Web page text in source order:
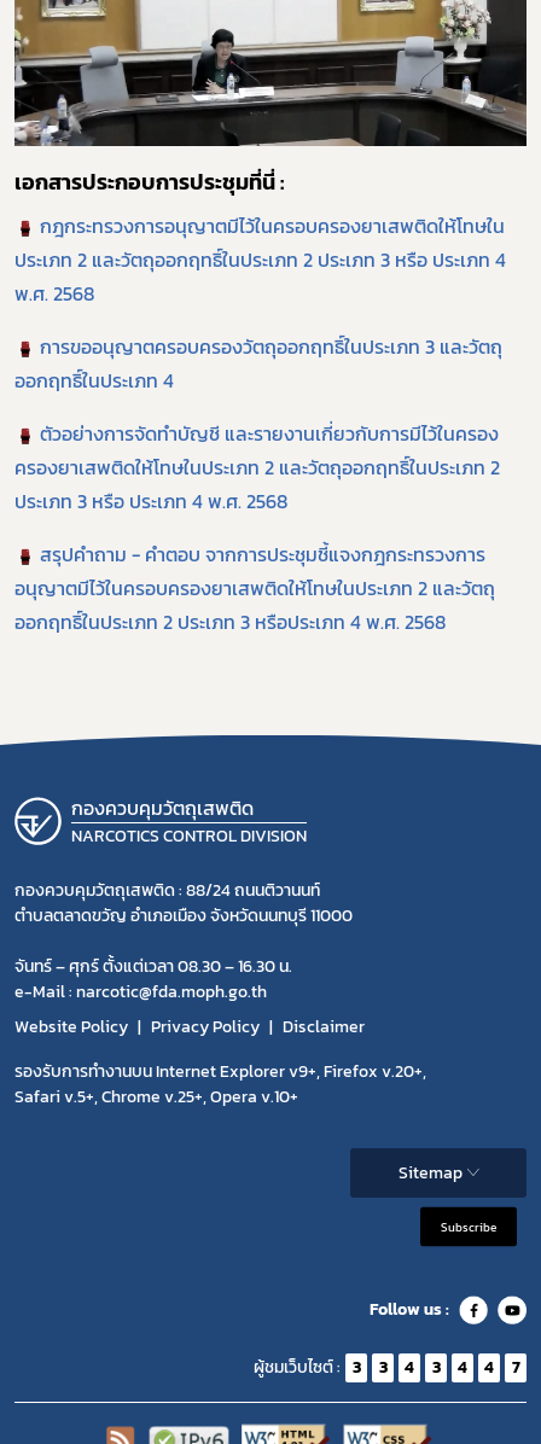
เอกสารประกอบการประชุมที่นี่ :
กฎกระทรวงการอนุญาตมีไว้ในครอบครองยาเสพติดให้โทษใน
ประเภท 2 และวัตถุออกฤทธิ์ในประเภท 2 ประเภท 3 หรือ ประเภท 4
พ.ศ. 2568
การขออนุญาตครอบครองวัตถุออกฤทธิ์ในประเภท 3 และวัตถุ
ออกฤทธิ์ในประเภท 4
ตัวอย่างการจัดทำบัญชี และรายงานเกี่ยวกับการมีไว้ในครอง
ครองยาเสพติดให้โทษในประเภท 2 และวัตถุออกฤทธิ์ในประเภท 2
ประเภท 3 หรือ ประเภท 4 พ.ศ. 2568
สรุปคำถาม - คำตอบ จากการประชุมชี้แจงกฎกระทรวงการ
อนุญาตมีไว้ในครอบครองยาเสพติดให้โทษในประเภท 2 และวัตถุ
ออกฤทธิ์ในประเภท 2 ประเภท 3 หรือประเภท 4 พ.ศ. 2568
กองควบคุมวัตถุเสพติด
NARCOTICS CONTROL DIVISION
กองควบคุมวัตถุเสพติด : 88/24 ถนนติวานนท์
ตำบลตลาดขวัญ อำเภอเมือง จังหวัดนนทบุรี 11000
จันทร์ – ศุกร์ ตั้งแต่เวลา 08.30 – 16.30 น.
e-Mail : narcotic@fda.moph.go.th
Website Policy
Privacy Policy
Disclaimer
รองรับการทำงานบน Internet Explorer v9+, Firefox v.20+,
Safari v.5+, Chrome v.25+, Opera v.10+
Sitemap
Subscribe
Follow us :
ผู้ชมเว็บไซต์ : 3 3 4 3 4 4 7
เลือกหัวข้อที่ท่านต้องการ Subscribe
ข่าวประชาสัมพันธ์